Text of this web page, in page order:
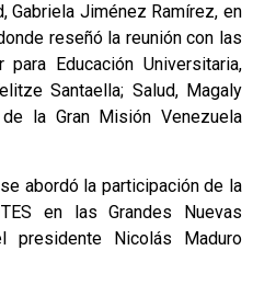
Gabriela Jiménez Ramírez, en
reseñó la reunión con las
Educación Universitaria,
Santaella; Salud, Magaly
la Gran Misión Venezuela
abordó la participación de la
en las Grandes Nuevas
presidente Nicolás Maduro